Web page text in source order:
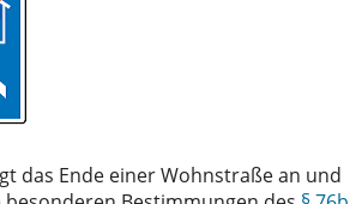
das Ende einer Wohnstraße an und